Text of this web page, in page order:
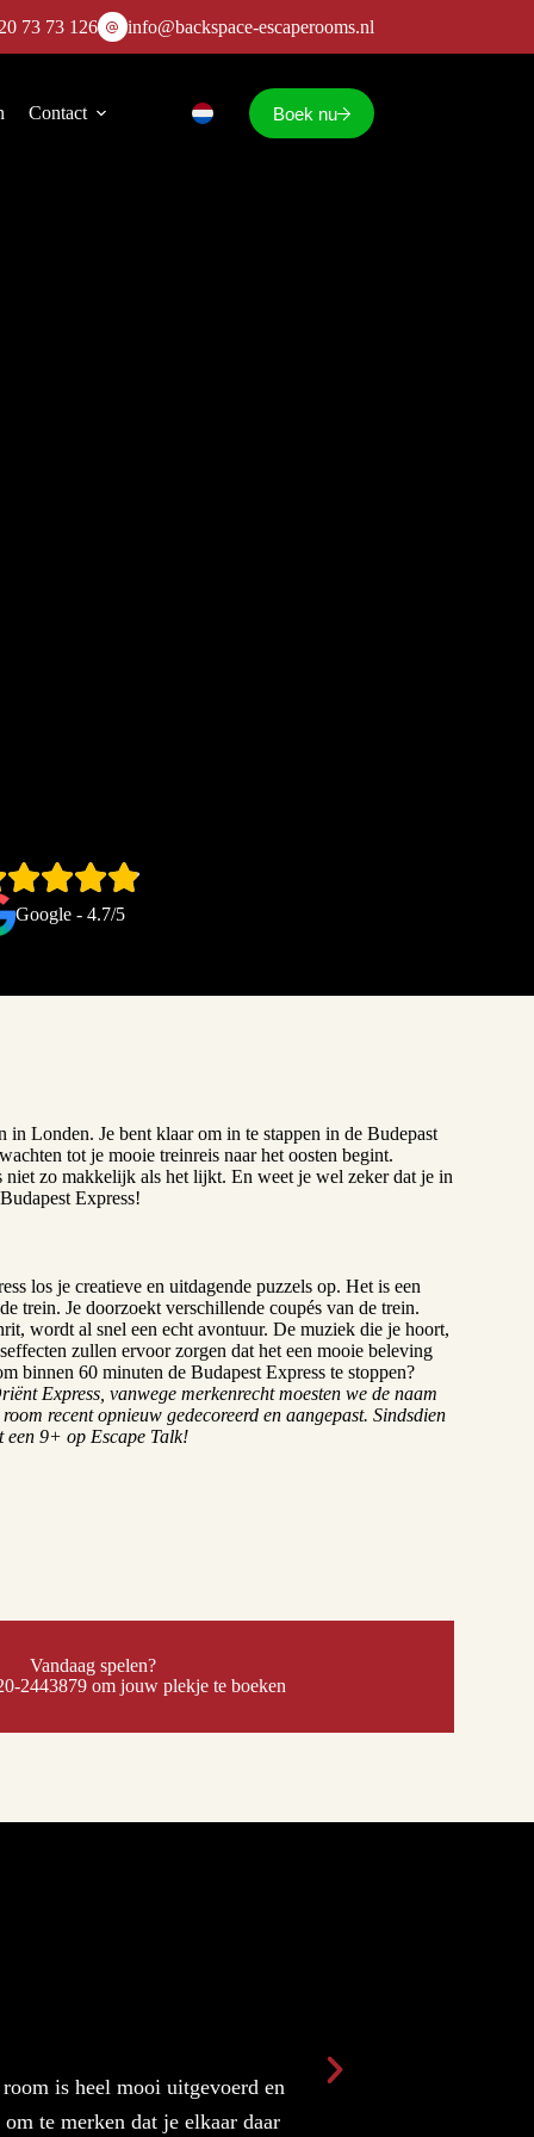
73 73 126 info@backspace-escaperooms.nl
Contact Boek nu
Google - 4.7/5
in Londen. Je bent klaar om in te stappen in de Budepast
tot je mooie treinreis naar het oosten begint.
niet zo makkelijk als het lijkt. En weet je wel zeker dat je in
Express!
los je creatieve en uitdagende puzzels op. Het is een
trein. Je doorzoekt verschillende coupés van de trein.
wordt al snel een echt avontuur. De muziek die je hoort,
zullen ervoor zorgen dat het een mooie beleving
binnen 60 minuten de Budapest Express te stoppen?
Express, vanwege merkenrecht moesten we de naam
recent opnieuw gedecoreerd en aangepast. Sindsdien
een 9+ op Escape Talk!
Vandaag spelen?
2443879 om jouw plekje te boeken
is heel mooi uitgevoerd en
te merken dat je elkaar daar